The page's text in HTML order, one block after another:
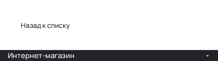
Назад к списку
Интернет-магазин